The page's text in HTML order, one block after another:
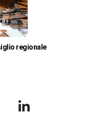
regionale